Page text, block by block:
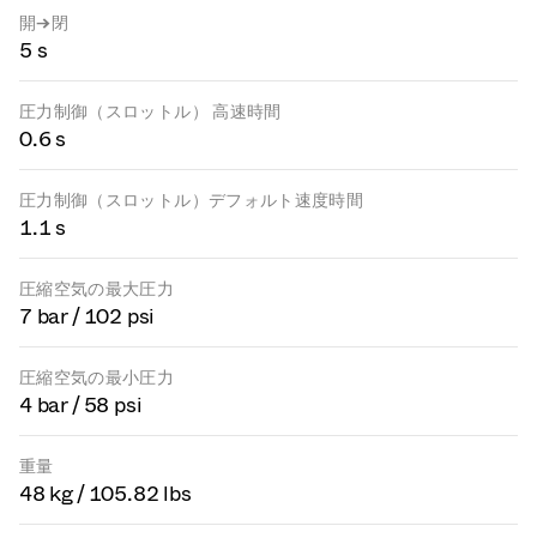
開→閉
5 s
圧力制御（スロットル） 高速時間
0.6 s
圧力制御（スロットル）デフォルト速度時間
1.1 s
圧縮空気の最大圧力
7 bar / 102 psi
圧縮空気の最小圧力
4 bar / 58 psi
重量
48 kg / 105.82 lbs